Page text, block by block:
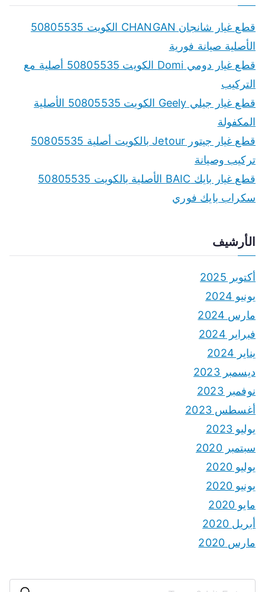
قطع غيار شانجان CHANGAN الكويت 50805535
الأصلية صيانة فورية
قطع غيار دومي Domi الكويت 50805535 أصلية مع
التركيب
قطع غيار جيلي Geely الكويت 50805535 الأصلية
المكفولة
قطع غيار جيتور Jetour بالكويت أصلية 50805535
تركيب وصيانة
قطع غيار بايك BAIC الأصلية بالكويت 50805535
سكراب بايك فوري
الأرشيف
أكتوبر 2025
يونيو 2024
مارس 2024
فبراير 2024
يناير 2024
ديسمبر 2023
نوفمبر 2023
أغسطس 2023
يوليو 2023
سبتمبر 2020
يوليو 2020
يونيو 2020
مايو 2020
أبريل 2020
مارس 2020